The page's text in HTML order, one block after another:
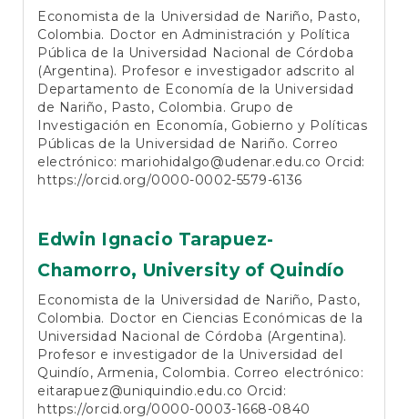
Economista de la Universidad de Nariño, Pasto,
Colombia. Doctor en Administración y Política
Pública de la Universidad Nacional de Córdoba
(Argentina). Profesor e investigador adscrito al
Departamento de Economía de la Universidad
de Nariño, Pasto, Colombia. Grupo de
Investigación en Economía, Gobierno y Políticas
Públicas de la Universidad de Nariño. Correo
electrónico: mariohidalgo@udenar.edu.co Orcid:
https://orcid.org/0000-0002-5579-6136
Edwin Ignacio Tarapuez-
Chamorro, University of Quindío
Economista de la Universidad de Nariño, Pasto,
Colombia. Doctor en Ciencias Económicas de la
Universidad Nacional de Córdoba (Argentina).
Profesor e investigador de la Universidad del
Quindío, Armenia, Colombia. Correo electrónico:
eitarapuez@uniquindio.edu.co Orcid:
https://orcid.org/0000-0003-1668-0840